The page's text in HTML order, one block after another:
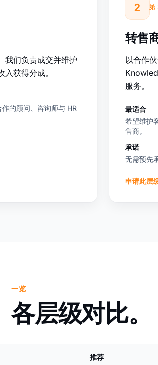
我们负责成交并维护
获得分成。
的顾问、咨询师与 HR
2 第
转售
以合作
服务。
最适合
希望维护
售商。
承诺
无需预先
申请此层
一览
各层级对比。
推荐